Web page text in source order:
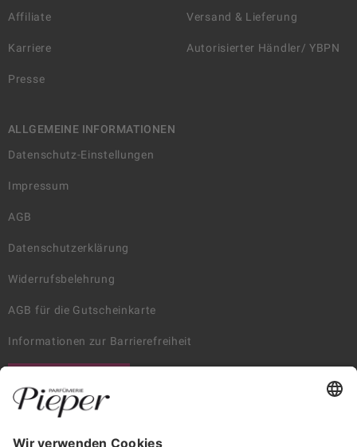
Affiliate
Karriere
Presse
Versand & Lieferung
Autorisierter Händler/ YBPN
ALLGEMEINE INFORMATIONEN
Datenschutz-Einstellungen
Impressum
AGB
Datenschutzerklärung
Widerrufsbelehrung
AGB für die Gutscheinkarte
Informationen zur Barrierefreiheit